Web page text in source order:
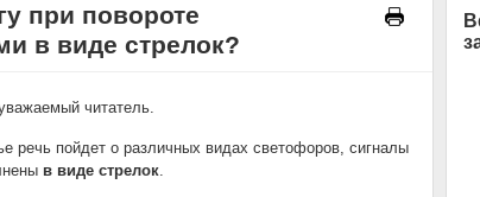
при повороте
в виде стрелок?
читатель.
речь пойдет о различных видах светофоров, сигналы
в виде стрелок.